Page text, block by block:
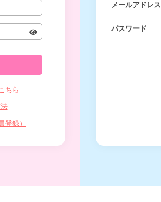
ちら
登録）
メールアドレス
パスワード